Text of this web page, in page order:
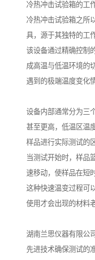
冷热冲击试验箱的工
冷热冲击试验箱之所
具，源于其独特的工
该设备通过精确控制
成高温与低温环境的
遇到的极端温度变化
设备内部通常分为三
甚至更高，低温区温
样品进行实际测试的
当测试开始时，样品
速移动，使样品在短
这种快速温变过程可
使用才会出现的材料
湖南兰思仪器有限公
先进技术确保测试的